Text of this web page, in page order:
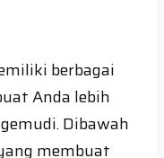
berbagai
Anda lebih
Dibawah
membuat